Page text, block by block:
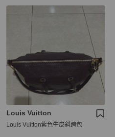
Louis Vuitton
Louis Vuitton紫色牛皮斜跨包